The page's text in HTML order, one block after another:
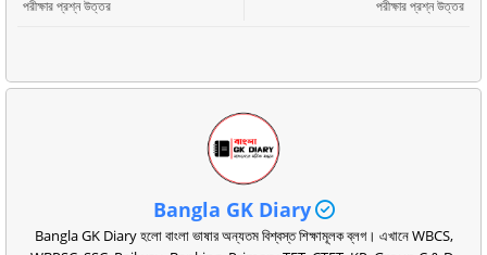
পরীক্ষার প্রশ্ন উত্তর
পরীক্ষার প্রশ্ন উত্তর
Bangla GK Diary
Bangla GK Diary হলো বাংলা ভাষার অন্যতম বিশ্বস্ত শিক্ষামূলক ব্লগ। এখানে WBCS,